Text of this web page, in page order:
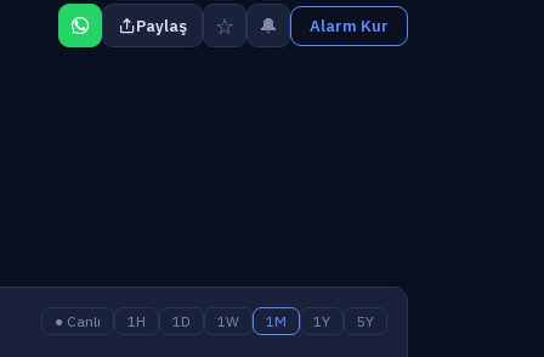
Paylaş ☆ 🔔 Alarm Kur
● Canlı 1H 1D 1W 1M 1Y 5Y